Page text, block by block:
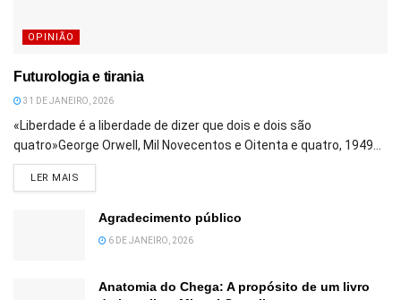
OPINIÃO
Futurologia e tirania
31 DE JANEIRO, 2026
«Liberdade é a liberdade de dizer que dois e dois são
quatro»George Orwell, Mil Novecentos e Oitenta e quatro, 1949...
LER MAIS
Agradecimento público
6 DE JANEIRO, 2026
Anatomia do Chega: A propósito de um livro